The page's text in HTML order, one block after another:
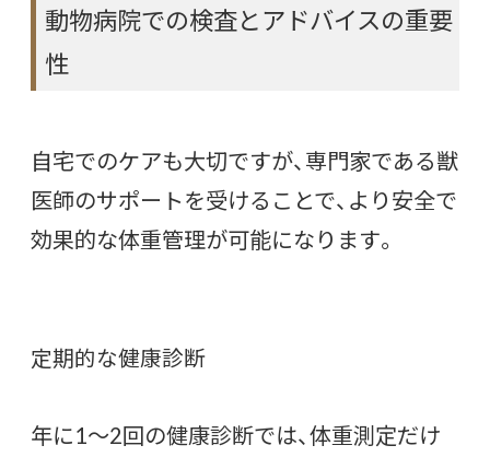
動物病院での検査とアドバイスの重要
性
自宅でのケアも大切ですが、専門家である獣
医師のサポートを受けることで、より安全で
効果的な体重管理が可能になります。
定期的な健康診断
年に1〜2回の健康診断では、体重測定だけ